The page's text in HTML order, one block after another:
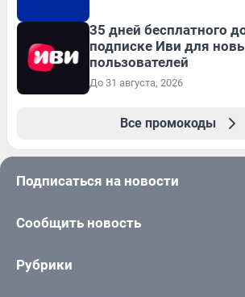
35 дней бесплатного
подписке Иви для
пользователей
До 31 августа, 2026
Все промокоды
Подписаться на новости
Сообщить новость
Рубрики